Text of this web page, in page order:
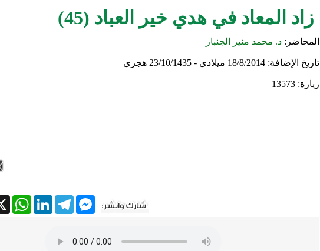
زاد المعاد في هدي خير العباد (45)
المحاضر:د. محمد منير الجنباز
تاريخ الإضافة:18/8/2014 ميلادي - 23/10/1435 هجري
زيارة: 13573
XLinkedInTelegram
Messenger